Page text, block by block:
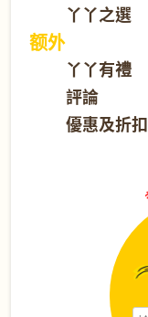
丫丫之選
额外
丫丫有禮
評論
優惠及折扣